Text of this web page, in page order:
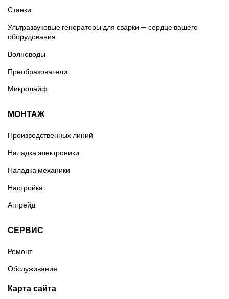
Станки
Ультразвуковые генераторы для сварки — сердце вашего
оборудования
Волноводы
Преобразователи
Микролайф
МОНТАЖ
Производственных линий
Наладка электроники
Наладка механики
Настройка
Апгрейд
СЕРВИС
Ремонт
Обслуживание
Карта сайта